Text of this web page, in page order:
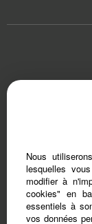
Afin de vous offrir un
ou votre
Var (83)
Nous
lesquelles
modifier à
cookies" en
essentiels à
vos données